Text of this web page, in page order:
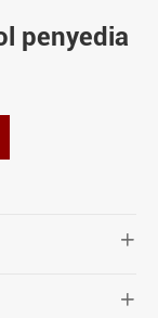
penyedia

